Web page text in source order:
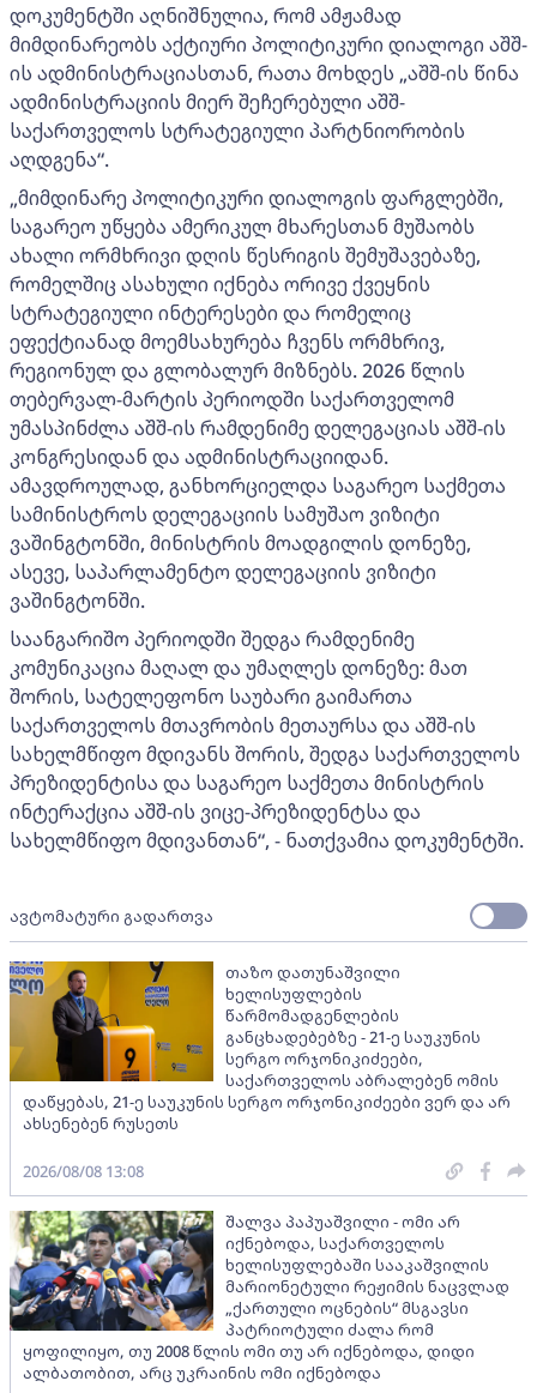
დოკუმენტში აღნიშნულია, რომ ამჟამად
მიმდინარეობს აქტიური პოლიტიკური დიალოგი აშშ-
ის ადმინისტრაციასთან, რათა მოხდეს „აშშ-ის წინა
ადმინისტრაციის მიერ შეჩერებული აშშ-
საქართველოს სტრატეგიული პარტნიორობის
აღდგენა“.
„მიმდინარე პოლიტიკური დიალოგის ფარგლებში,
საგარეო უწყება ამერიკულ მხარესთან მუშაობს
ახალი ორმხრივი დღის წესრიგის შემუშავებაზე,
რომელშიც ასახული იქნება ორივე ქვეყნის
სტრატეგიული ინტერესები და რომელიც
ეფექტიანად მოემსახურება ჩვენს ორმხრივ,
რეგიონულ და გლობალურ მიზნებს. 2026 წლის
თებერვალ-მარტის პერიოდში საქართველომ
უმასპინძლა აშშ-ის რამდენიმე დელეგაციას აშშ-ის
კონგრესიდან და ადმინისტრაციიდან.
ამავდროულად, განხორციელდა საგარეო საქმეთა
სამინისტროს დელეგაციის სამუშაო ვიზიტი
ვაშინგტონში, მინისტრის მოადგილის დონეზე,
ასევე, საპარლამენტო დელეგაციის ვიზიტი
ვაშინგტონში.
საანგარიშო პერიოდში შედგა რამდენიმე
კომუნიკაცია მაღალ და უმაღლეს დონეზე: მათ
შორის, სატელეფონო საუბარი გაიმართა
საქართველოს მთავრობის მეთაურსა და აშშ-ის
სახელმწიფო მდივანს შორის, შედგა საქართველოს
პრეზიდენტისა და საგარეო საქმეთა მინისტრის
ინტერაქცია აშშ-ის ვიცე-პრეზიდენტსა და
სახელმწიფო მდივანთან“, - ნათქვამია დოკუმენტში.
ავტომატური გადართვა
თაზო დათუნაშვილი
ხელისუფლების
წარმომადგენლების
განცხადებებზე - 21-ე საუკუნის
სერგო ორჯონიკიძეები,
საქართველოს აბრალებენ ომის
დაწყებას, 21-ე საუკუნის სერგო ორჯონიკიძეები ვერ და არ
ახსენებენ რუსეთს
2026/08/08 13:08
შალვა პაპუაშვილი - ომი არ
იქნებოდა, საქართველოს
ხელისუფლებაში სააკაშვილის
მარიონეტული რეჟიმის ნაცვლად
„ქართული ოცნების“ მსგავსი
პატრიოტული ძალა რომ
ყოფილიყო, თუ 2008 წლის ომი თუ არ იქნებოდა, დიდი
ალბათობით, არც უკრაინის ომი იქნებოდა